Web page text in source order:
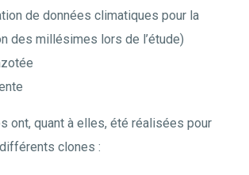
de données climatiques pour la
des millésimes lors de l’étude)
ont, quant à elles, été réalisées pour
clones :